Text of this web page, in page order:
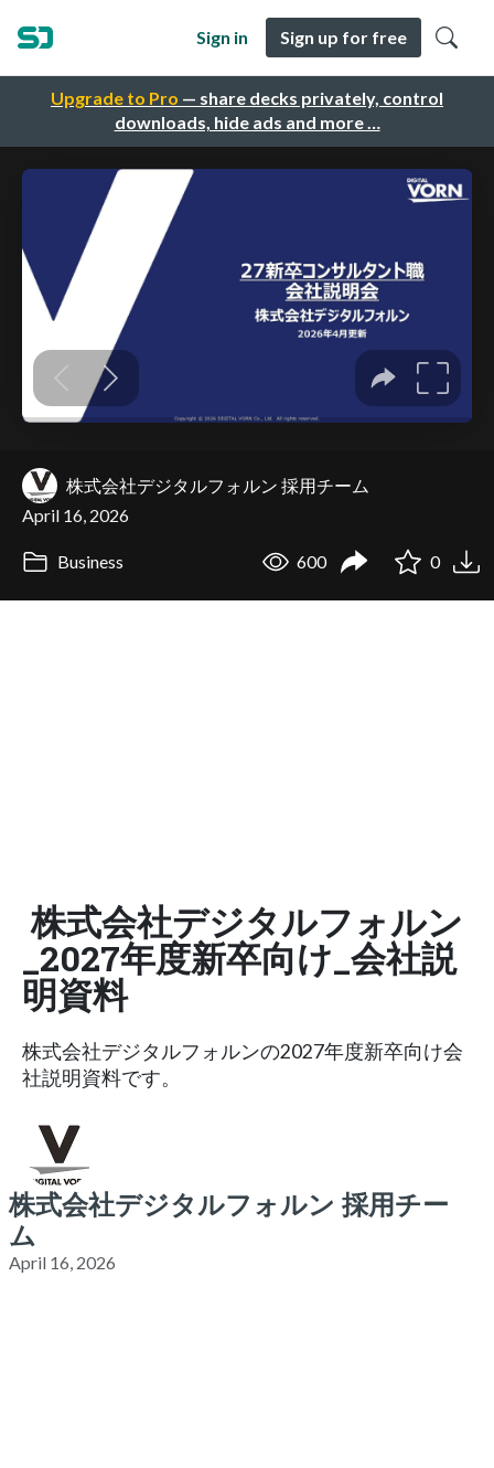
Upgrade to Pro — share decks privately, control
downloads, hide ads and more …
Sign in Sign up for free
株式会社デジタルフォルン 採用チーム
April 16, 2026
Business 600 0
株式会社デジタルフォルン
_2027年度新卒向け_会社説
明資料
株式会社デジタルフォルンの2027年度新卒向け会
社説明資料です。
株式会社デジタルフォルン 採用チー
ム
April 16, 2026